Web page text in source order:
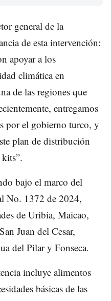
general de la
de esta intervención:
apoyar a los
climática en
de las regiones que
entregamos
por el gobierno turco, y
plan de distribución
bajo el marco del
No. 1372 de 2024,
de Uribia, Maicao,
Juan del Cesar,
del Pilar y Fonseca.
incluye alimentos
básicas de las